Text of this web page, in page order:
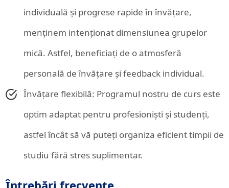
individuală și progrese rapide în învățare,
menținem intenționat dimensiunea grupelor
mică. Astfel, beneficiați de o atmosferă
personală de învățare și feedback individual.
Învățare flexibilă: Programul nostru de curs este
optim adaptat pentru profesioniști și studenți,
astfel încât să vă puteți organiza eficient timpii de
studiu fără stres suplimentar.
Întrebări frecvente